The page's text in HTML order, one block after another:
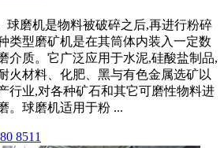
球磨机是物料被破碎之后,再进行粉碎
类型磨矿机是在其筒体内装入一定数
介质。它广泛应用于水泥,硅酸盐制品,
火材料、化肥、黑与有色金属选矿以
行业,对各种矿石和其它可磨性物料进
。球磨机适用于粉 ...
8511